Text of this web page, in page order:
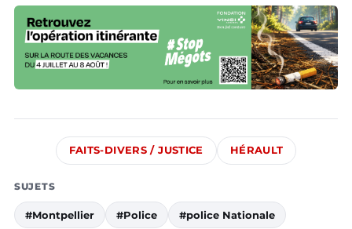
FAITS-DIVERS / JUSTICE HÉRAULT
SUJETS
#Montpellier #Police #police Nationale